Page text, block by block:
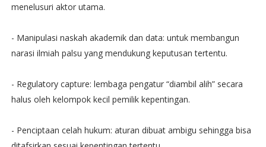
menelusuri aktor utama.
- Manipulasi naskah akademik dan data: untuk membangun
narasi ilmiah palsu yang mendukung keputusan tertentu.
- Regulatory capture: lembaga pengatur “diambil alih” secara
halus oleh kelompok kecil pemilik kepentingan.
- Penciptaan celah hukum: aturan dibuat ambigu sehingga bisa